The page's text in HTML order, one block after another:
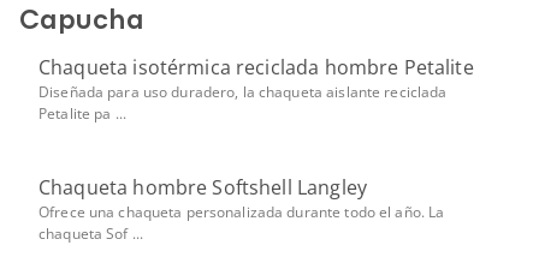
Capucha
Chaqueta isotérmica reciclada hombre Petalite
Diseñada para uso duradero, la chaqueta aislante reciclada
Petalite pa ...
Chaqueta hombre Softshell Langley
Ofrece una chaqueta personalizada durante todo el año. La
chaqueta Sof ...